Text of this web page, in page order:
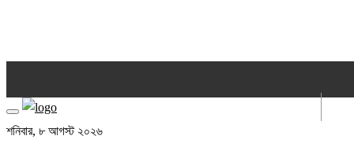
শনিবার, ৮ আগস্ট ২০২৬